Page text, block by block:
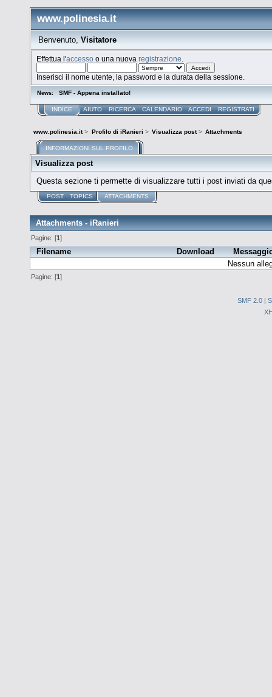
www.polinesia.it
Benvenuto, Visitatore
Effettua l'accesso o una nuovaregistrazione
Inserisci il nome utente, la password e la durata della sessione.
News: SMF - Appena installato!
INDICE AIUTO RICERCA CALENDARIO ACCEDI REGISTRATI
www.polinesia.it> Profilo di iRanieri > Visualizza post> Attachments
INFORMAZIONI SUL PROFILO
Visualizza post
Questa sezione ti permette di visualizzare tutti i post inviati da
POST TOPICS ATTACHMENTS
Attachments - iRanieri
Pagine: [1]
Filename Download
Nessun
Pagine: [1]
SMF 2.0 |